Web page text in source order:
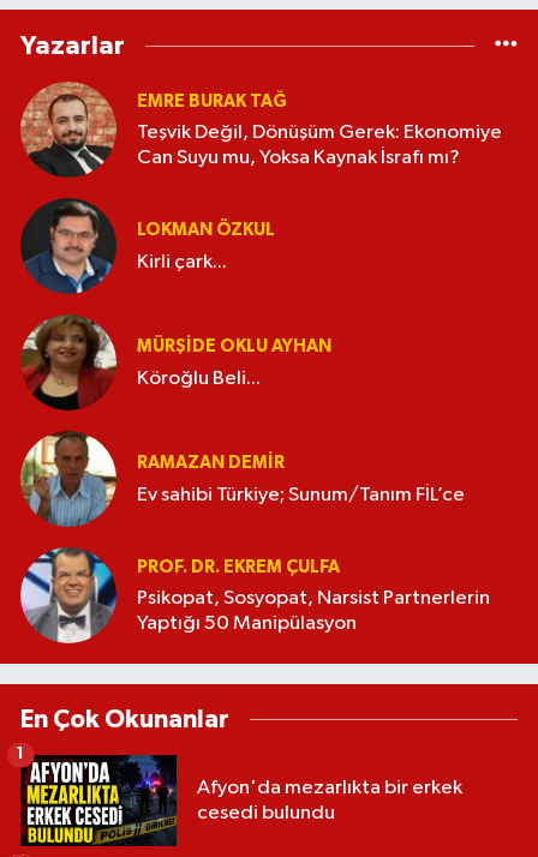
Yazarlar
EMRE BURAK TAĞ
Teşvik Değil, Dönüşüm Gerek: Ekonomiye
Can Suyu mu, Yoksa Kaynak İsrafı mı?
LOKMAN ÖZKUL
Kirli çark...
MÜRŞIDE OKLU AYHAN
Köroğlu Beli...
RAMAZAN DEMİR
Ev sahibi Türkiye; Sunum/Tanım FİL’ce
PROF. DR. EKREM ÇULFA
Psikopat, Sosyopat, Narsist Partnerlerin
Yaptığı 50 Manipülasyon
En Çok Okunanlar
Afyon'da mezarlıkta bir erkek
cesedi bulundu
1